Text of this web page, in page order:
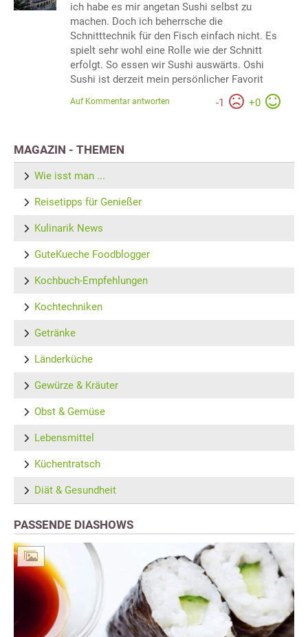
ich habe es mir angetan Sushi selbst zu
machen. Doch ich beherrsche die
Schnitttechnik für den Fisch einfach nicht. Es
spielt sehr wohl eine Rolle wie der Schnitt
erfolgt. So essen wir Sushi auswärts. Oshi
Sushi ist derzeit mein persönlicher Favorit
-1 +0
Auf Kommentar antworten
MAGAZIN - THEMEN
Wie isst man ...
Reisetipps für Genießer
Kulinarik News
GuteKueche Foodblogger
Kochbuch-Empfehlungen
Kochtechniken
Getränke
Länderküche
Gewürze & Kräuter
Obst & Gemüse
Lebensmittel
Küchentratsch
Diät & Gesundheit
PASSENDE DIASHOWS